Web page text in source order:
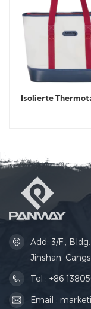
Isolierte
Add: 3/F.,
Jinshan,
Tel : +86
Email :